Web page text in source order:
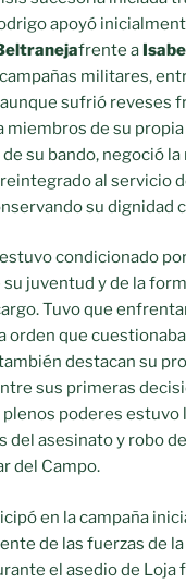
apoyó
frente a
militares,
aunque sufrió reveses
miembros de su
su bando, negoció
al servicio
su dignidad
condicionado
juventud y de la
Tuvo que
orden que
destacan su
sus primeras
poderes estuvo
del asesinato y robo
del Campo.
en la campaña
de las fuerzas de
el asedio de Loja